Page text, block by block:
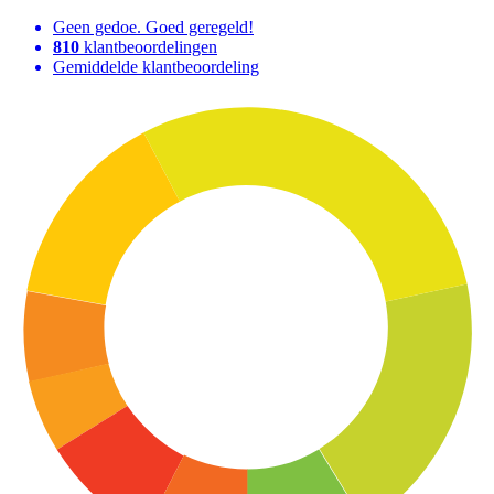
Geen gedoe. Goed geregeld!
810 klantbeoordelingen
Gemiddelde klantbeoordeling